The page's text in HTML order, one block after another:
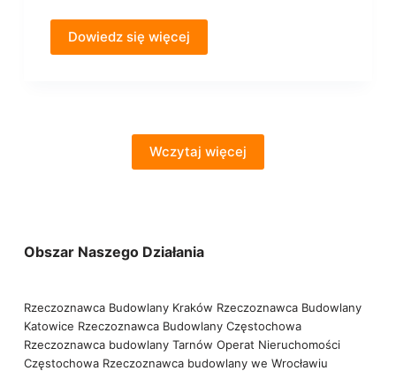
Dowiedz się więcej
Wczytaj więcej
Obszar Naszego Działania
Rzeczoznawca Budowlany Kraków Rzeczoznawca Budowlany
Katowice Rzeczoznawca Budowlany Częstochowa
Rzeczoznawca budowlany Tarnów Operat Nieruchomości
Częstochowa Rzeczoznawca budowlany we Wrocławiu